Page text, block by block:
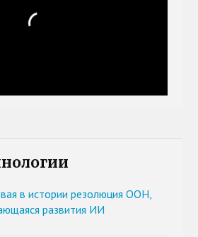
в истории резолюция ООН,
развития ИИ